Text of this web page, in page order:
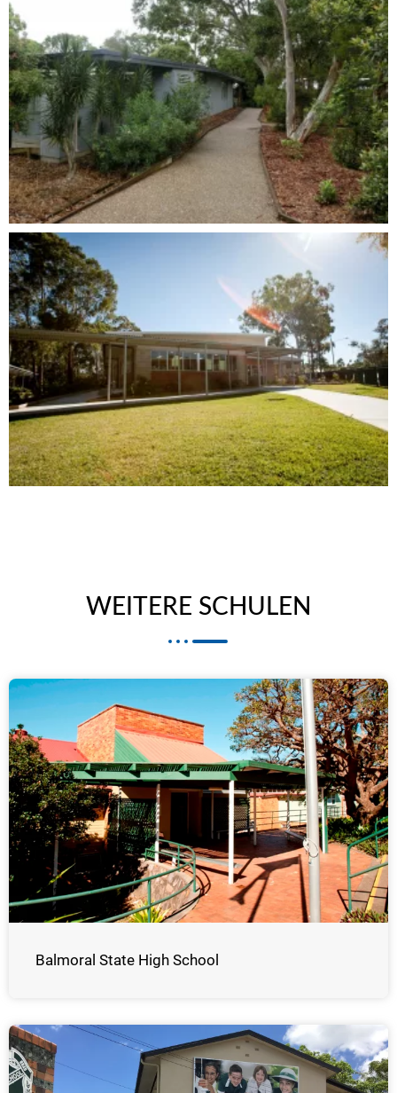
WEITERE SCHULEN
Balmoral State High School